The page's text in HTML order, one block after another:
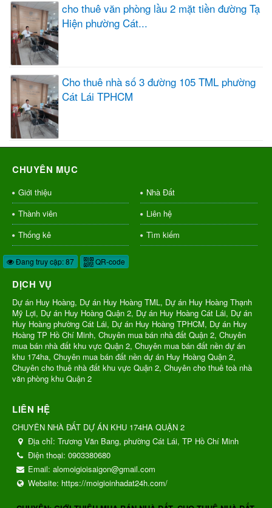
cho thuê văn phòng lầu 2 mặt tiền đường Tạ
Hiện phường Cát...
Cho thuê nhà số 3 đường 105 TML phường
Cát Lái TPHCM
CHUYÊN MỤC
Giới thiệu
Nhà Đất
Thành viên
Liên hệ
Thống kê
Tìm kiếm
Đang truy cập: 87 QR-code
DỊCH VỤ
Dự án Huy Hoàng, Dự án Huy Hoàng TML, Dự án Huy Hoàng Thạnh
Mỹ Lợi, Dự án Huy Hoàng Quận 2, Dự án Huy Hoàng Cát Lái, Dự án
Huy Hoàng phường Cát Lái, Dự án Huy Hoàng TPHCM, Dự án Huy
Hoàng TP Hồ Chí Minh, Chuyên mua bán nhà đất Quận 2, Chuyên
mua bán nhà đất khu vực Quận 2, Chuyên mua bán đất nền dự án
khu 174ha, Chuyên mua bán đất nền dự án Huy Hoàng Quận 2,
Chuyên cho thuê nhà đất khu vực Quận 2, Chuyên cho thuê toà nhà
văn phòng khu Quận 2
LIÊN HỆ
CHUYÊN NHÀ ĐẤT DỰ ÁN KHU 174HA QUẬN 2
Địa chỉ: Trương Văn Bang, phường Cát Lái, TP Hồ Chí Minh
Điện thoại: 0903380680
Email: alomoigioisaigon@gmail.com
Website: https://moigioinhadat24h.com/